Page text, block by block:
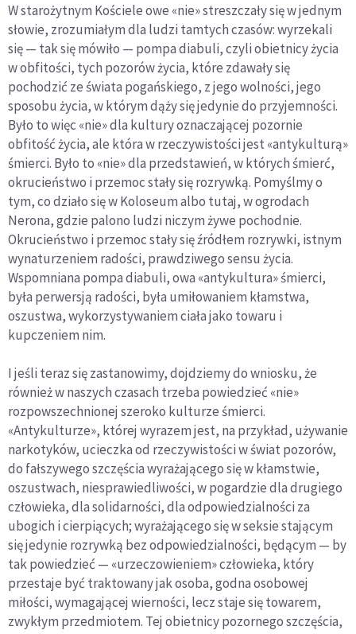
W starożytnym Kościele owe «nie» streszczały się w jednym
słowie, zrozumiałym dla ludzi tamtych czasów: wyrzekali
się — tak się mówiło — pompa diabuli, czyli obietnicy życia
w obfitości, tych pozorów życia, które zdawały się
pochodzić ze świata pogańskiego, z jego wolności, jego
sposobu życia, w którym dąży się jedynie do przyjemności.
Było to więc «nie» dla kultury oznaczającej pozornie
obfitość życia, ale która w rzeczywistości jest «antykulturą»
śmierci. Było to «nie» dla przedstawień, w których śmierć,
okrucieństwo i przemoc stały się rozrywką. Pomyślmy o
tym, co działo się w Koloseum albo tutaj, w ogrodach
Nerona, gdzie palono ludzi niczym żywe pochodnie.
Okrucieństwo i przemoc stały się źródłem rozrywki, istnym
wynaturzeniem radości, prawdziwego sensu życia.
Wspomniana pompa diabuli, owa «antykultura» śmierci,
była perwersją radości, była umiłowaniem kłamstwa,
oszustwa, wykorzystywaniem ciała jako towaru i
kupczeniem nim.
I jeśli teraz się zastanowimy, dojdziemy do wniosku, że
również w naszych czasach trzeba powiedzieć «nie»
rozpowszechnionej szeroko kulturze śmierci.
«Antykulturze», której wyrazem jest, na przykład, używanie
narkotyków, ucieczka od rzeczywistości w świat pozorów,
do fałszywego szczęścia wyrażającego się w kłamstwie,
oszustwach, niesprawiedliwości, w pogardzie dla drugiego
człowieka, dla solidarności, dla odpowiedzialności za
ubogich i cierpiących; wyrażającego się w seksie stającym
się jedynie rozrywką bez odpowiedzialności, będącym — by
tak powiedzieć — «urzeczowieniem» człowieka, który
przestaje być traktowany jak osoba, godna osobowej
miłości, wymagającej wierności, lecz staje się towarem,
zwykłym przedmiotem. Tej obietnicy pozornego szczęścia,